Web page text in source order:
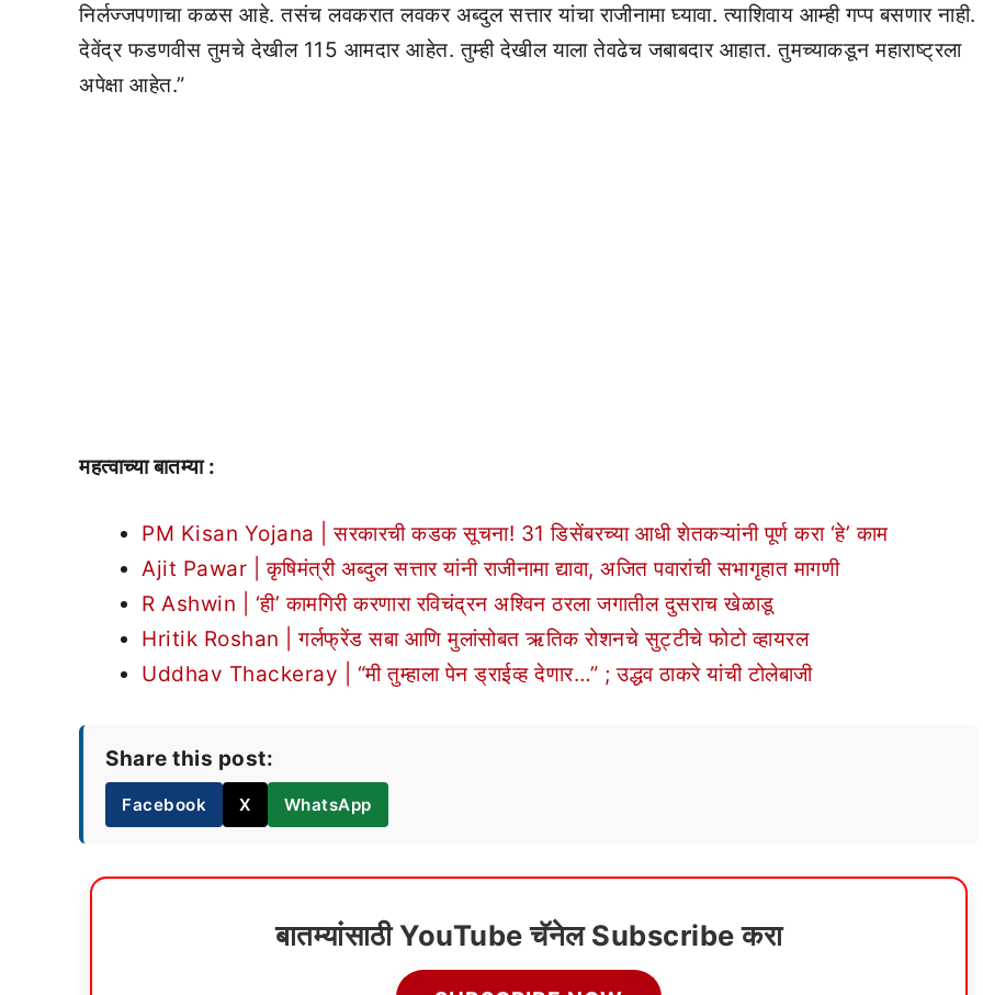
निर्लज्जपणाचा कळस आहे. तसंच लवकरात लवकर अब्दुल सत्तार यांचा राजीनामा घ्यावा. त्याशिवाय आम्ही गप्प बसणार नाही.
देवेंद्र फडणवीस तुमचे देखील 115 आमदार आहेत. तुम्ही देखील याला तेवढेच जबाबदार आहात. तुमच्याकडून महाराष्ट्रला
अपेक्षा आहेत.”
महत्वाच्या बातम्या :
PM Kisan Yojana | सरकारची कडक सूचना! 31 डिसेंबरच्या आधी शेतकऱ्यांनी पूर्ण करा ‘हे’ काम
Ajit Pawar | कृषिमंत्री अब्दुल सत्तार यांनी राजीनामा द्यावा, अजित पवारांची सभागृहात मागणी
R Ashwin | ‘ही’ कामगिरी करणारा रविचंद्रन अश्विन ठरला जगातील दुसराच खेळाडू
Hritik Roshan | गर्लफ्रेंड सबा आणि मुलांसोबत ऋतिक रोशनचे सुट्टीचे फोटो व्हायरल
Uddhav Thackeray | “मी तुम्हाला पेन ड्राईव्ह देणार…” ; उद्धव ठाकरे यांची टोलेबाजी
Share this post:
Facebook X WhatsApp
बातम्यांसाठी YouTube चॅनेल Subscribe करा